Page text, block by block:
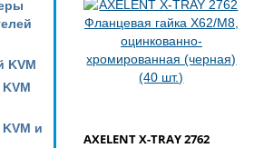
KVM
и
AXELENT X-TRAY 2762